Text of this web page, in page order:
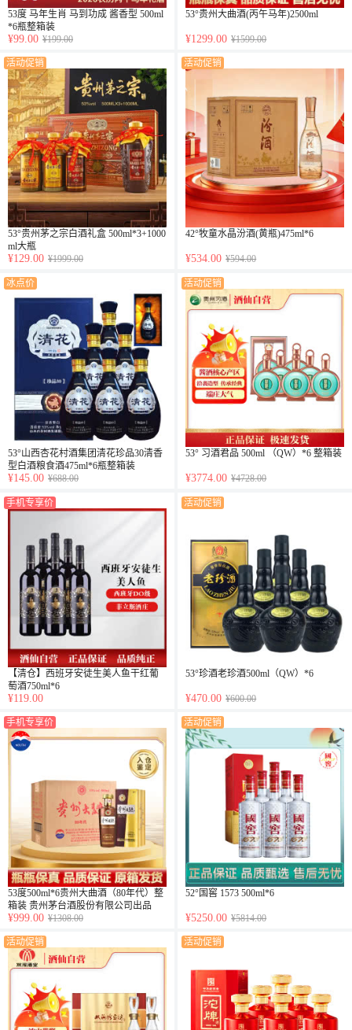
53度 马年生肖 马到功成 酱香型 500ml
*6瓶整箱装
¥99.00 ¥199.00
53°贵州大曲酒(丙午马年)2500ml
¥1299.00 ¥1599.00
活动促销
53°贵州茅之宗白酒礼盒 500ml*3+1000
ml大瓶
¥129.00 ¥1999.00
活动促销
42°牧童水晶汾酒(黄瓶)475ml*6
¥534.00 ¥594.00
冰点价
53°山西杏花村酒集团清花珍品30清香
型白酒粮食酒475ml*6瓶整箱装
¥145.00 ¥688.00
活动促销
53° 习酒君品 500ml （QW）*6 整箱装
¥3774.00 ¥4728.00
手机专享价
【清仓】西班牙安徒生美人鱼干红葡
萄酒750ml*6
¥119.00
活动促销
53°珍酒老珍酒500ml（QW）*6
¥470.00 ¥600.00
手机专享价
53度500ml*6贵州大曲酒（80年代）整
箱装 贵州茅台酒股份有限公司出品
¥999.00 ¥1308.00
活动促销
52°国窖 1573 500ml*6
¥5250.00 ¥5814.00
活动促销 活动促销